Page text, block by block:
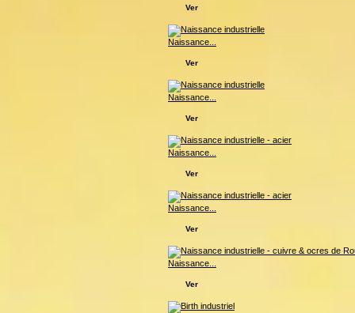
Ver
Naissance...
Ver
Naissance...
Ver
Naissance...
Ver
Naissance...
Ver
Naissance...
Ver